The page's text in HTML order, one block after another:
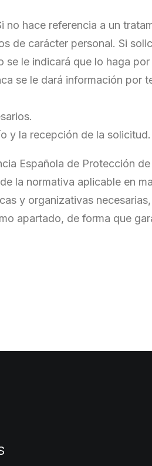
hace referencia a un
de carácter personal. Si
le indicará que lo haga
se le dará información por
y la recepción de la solicitud.
Española de Protección
la normativa aplicable en
y organizativas
apartado, de forma que